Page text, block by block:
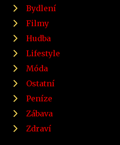
Bydlení
Filmy
Hudba
Lifestyle
Móda
Ostatní
Peníze
Zábava
Zdraví